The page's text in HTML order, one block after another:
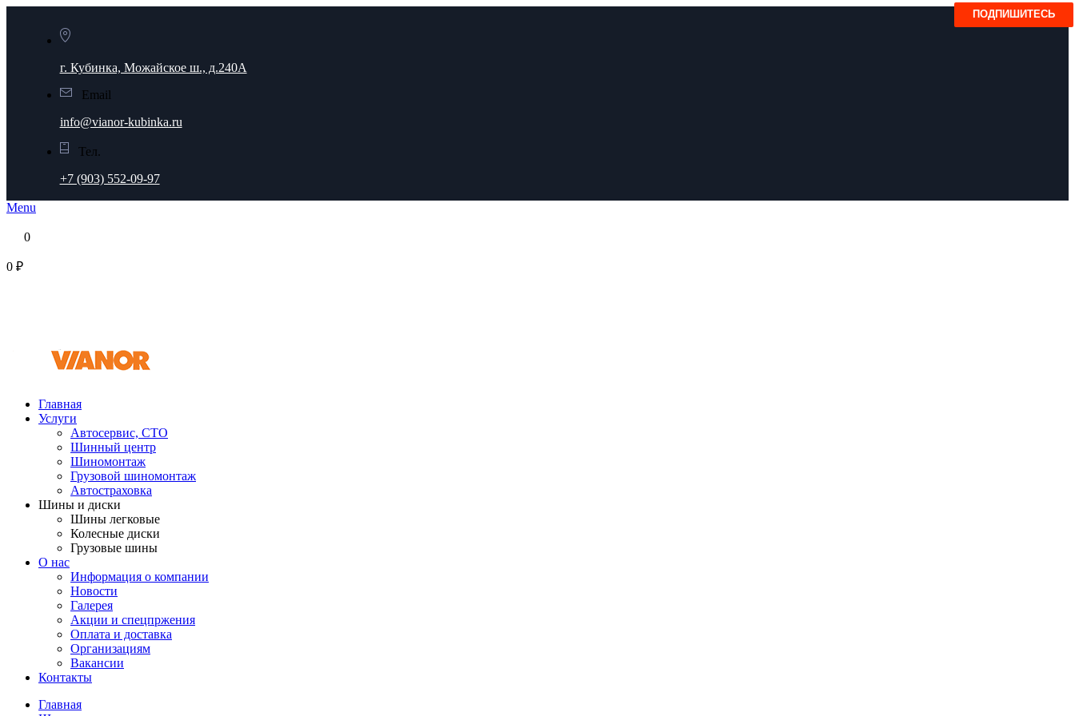
г. Кубинка, Можайское ш., д.240А
Email
info@vianor-kubinka.ru
Тел.
+7 (903) 552-09-97
Menu
0
0 ₽
Главная
Услуги
Автосервис, СТО
Шинный центр
Шиномонтаж
Грузовой шиномонтаж
Автостраховка
Шины и диски
Шины легковые
Колесные диски
Грузовые шины
О нас
Информация о компании
Новости
Галерея
Акции и спецпржения
Оплата и доставка
Организациям
Вакансии
Контакты
Главная